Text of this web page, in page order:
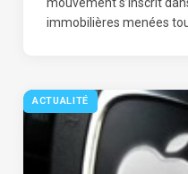
immobilières menées
ACTUALITÉ